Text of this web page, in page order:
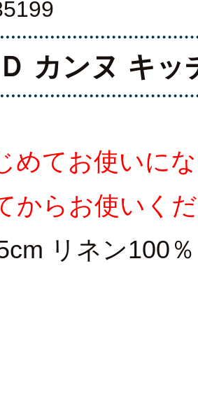
カンヌ キ
めてお使いに
からお使いく
リネン100％